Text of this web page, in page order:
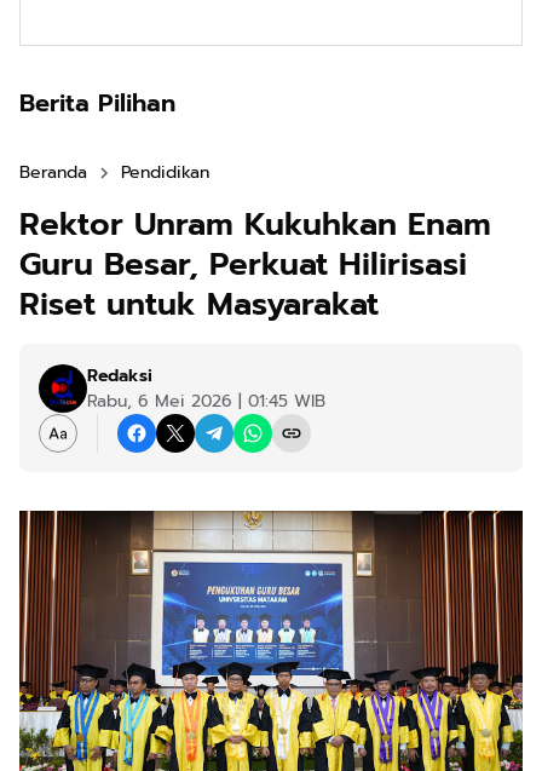
Berita Pilihan
Beranda Pendidikan
Rektor Unram Kukuhkan Enam
Guru Besar, Perkuat Hilirisasi
Riset untuk Masyarakat
Redaksi
Rabu, 6 Mei 2026 | 01:45 WIB